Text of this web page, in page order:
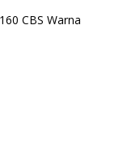
CBS Warna